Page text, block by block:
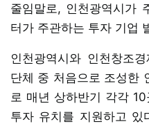
줄임말로, 인천광역시가
터가 주관하는 투자 기업
인천광역시와 인천창조
단체 중 처음으로 조성한
로 매년 상하반기 각각
투자 유치를 지원하고